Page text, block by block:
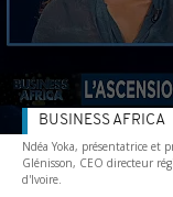
Ndéa Yoka, présentatrice et
Glénisson, CEO directeur
d'Ivoire.
BUSINESS AFRICA